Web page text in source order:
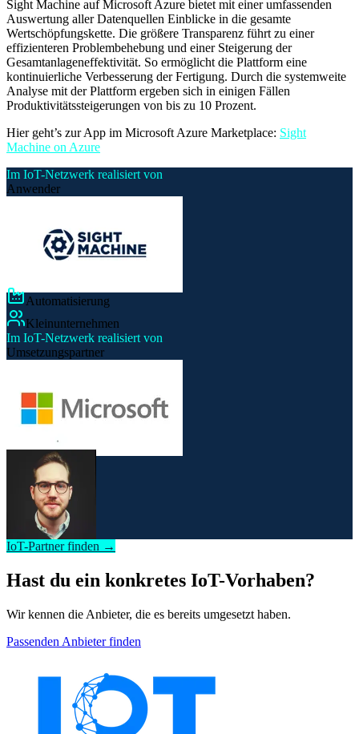
Sight Machine auf Microsoft Azure bietet mit einer umfassenden
Auswertung aller Datenquellen Einblicke in die gesamte
Wertschöpfungskette. Die größere Transparenz führt zu einer
effizienteren Problembehebung und einer Steigerung der
Gesamtanlageneffektivität. So ermöglicht die Plattform eine
kontinuierliche Verbesserung der Fertigung. Durch die systemweite
Analyse mit der Plattform ergeben sich in einigen Fällen
Produktivitätssteigerungen von bis zu 10 Prozent.
Hier geht’s zur App im Microsoft Azure Marketplace: Sight
Machine on Azure
Im IoT-Netzwerk realisiert von
Anwender
Automatisierung
Kleinunternehmen
Im IoT-Netzwerk realisiert von
Umsetzungspartner
IoT-Partner finden →
Hast du ein konkretes IoT-Vorhaben?
Wir kennen die Anbieter, die es bereits umgesetzt haben.
Passenden Anbieter finden